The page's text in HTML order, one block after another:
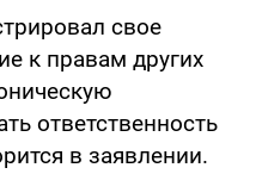
свое
к правам других
ответственность
в заявлении.